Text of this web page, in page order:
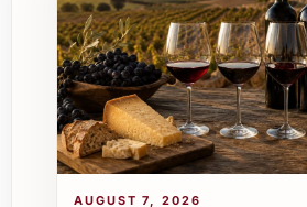
Geschäftspartner.
Wie unterscheidet sich Maria
2014 von anderen Schweizer
Dieser Brut Nature bietet
AUGUST 7, 2026